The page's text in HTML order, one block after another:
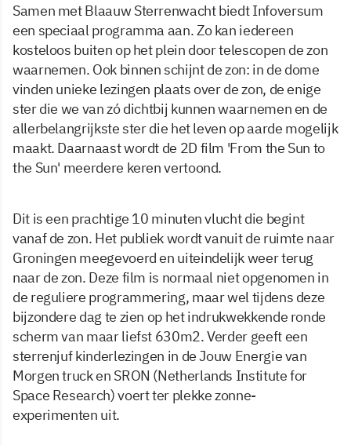
Samen met Blaauw Sterrenwacht biedt Infoversum
een speciaal programma aan. Zo kan iedereen
kosteloos buiten op het plein door telescopen de zon
waarnemen. Ook binnen schijnt de zon: in de dome
vinden unieke lezingen plaats over de zon, de enige
ster die we van zó dichtbij kunnen waarnemen en de
allerbelangrijkste ster die het leven op aarde mogelijk
maakt. Daarnaast wordt de 2D film 'From the Sun to
the Sun' meerdere keren vertoond.
Dit is een prachtige 10 minuten vlucht die begint
vanaf de zon. Het publiek wordt vanuit de ruimte naar
Groningen meegevoerd en uiteindelijk weer terug
naar de zon. Deze film is normaal niet opgenomen in
de reguliere programmering, maar wel tijdens deze
bijzondere dag te zien op het indrukwekkende ronde
scherm van maar liefst 630m2. Verder geeft een
sterrenjuf kinderlezingen in de Jouw Energie van
Morgen truck en SRON (Netherlands Institute for
Space Research) voert ter plekke zonne-
experimenten uit.